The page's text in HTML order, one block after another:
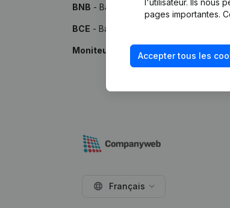
BNB - Banque Nationale de Belgique
BCE - Banque-Carrefour des
Moniteur - Publications par le
pages importantes.
Accepter tous les
Français